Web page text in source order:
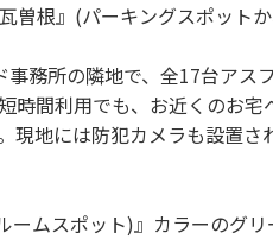
曽根』(パーキングスポット
務所の隣地で、全17台アス
時間利用でも、お近くのお
地には防犯カメラも設置さ
ムスポット)』カラーのグリ